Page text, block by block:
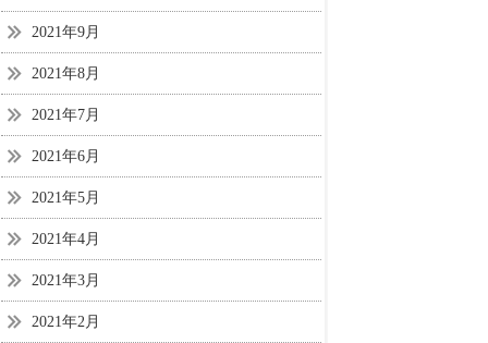
2021年9月
2021年8月
2021年7月
2021年6月
2021年5月
2021年4月
2021年3月
2021年2月